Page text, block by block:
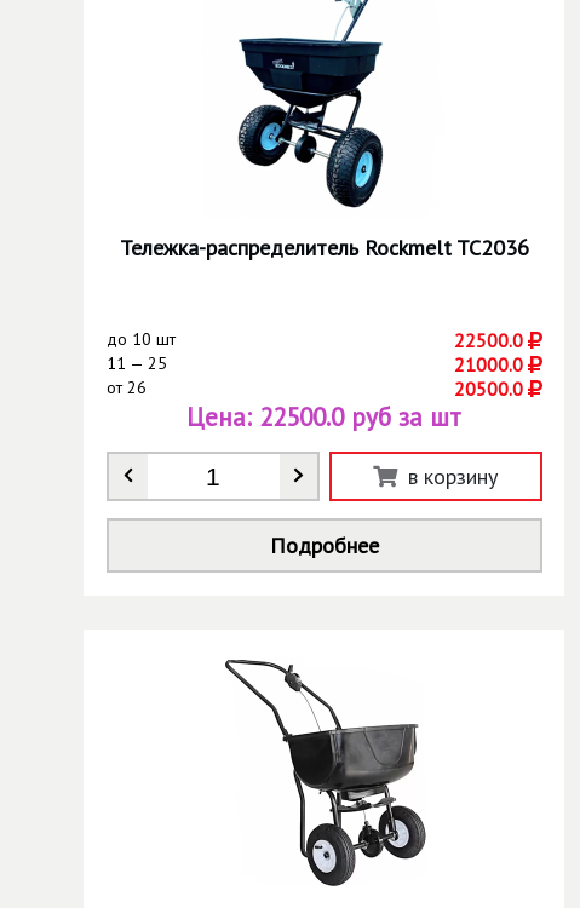
Тележка-распределитель Rockmelt TC2036
до 10 шт 22500.0
11 — 25 21000.0
от26 20500.0
Количество *
Цена: 22500.0 руб за шт
в корзину
Подробнее